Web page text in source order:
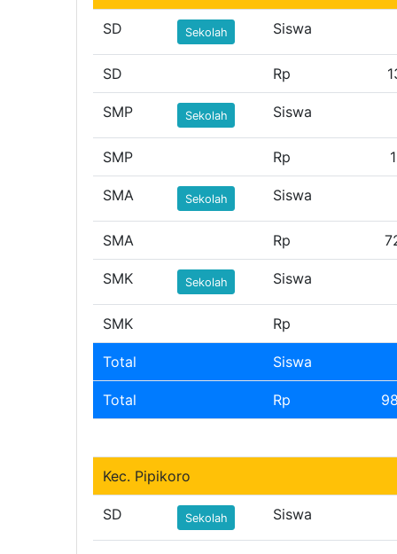
SD Sekolah Siswa
SD Rp
SMP Sekolah Siswa
SMP Rp
SMA Sekolah Siswa
SMA Rp
SMK Sekolah Siswa
SMK Rp
Total Siswa
Total Rp
Kec. Pipikoro
SD Sekolah Siswa